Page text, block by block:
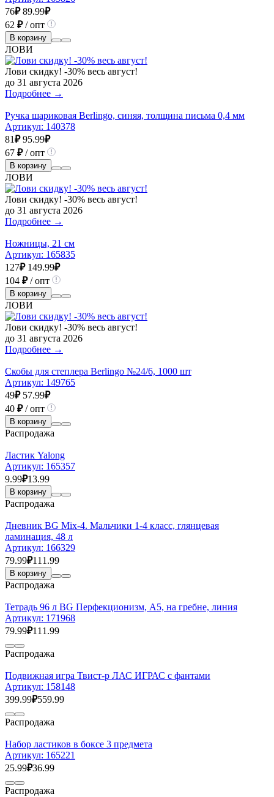
76₽ 89.99₽
62 ₽/ опт
В корзину
ЛОВИ
Лови скидку! -30% весь август!
до 31 августа 2026
Подробнее →
Ручка шариковая Berlingo, синяя, толщина письма 0,4 мм
Артикул: 140378
81₽ 95.99₽
67 ₽/ опт
В корзину
ЛОВИ
Лови скидку! -30% весь август!
до 31 августа 2026
Подробнее →
Ножницы, 21 см
Артикул: 165835
127₽ 149.99₽
104 ₽/ опт
В корзину
ЛОВИ
Лови скидку! -30% весь август!
до 31 августа 2026
Подробнее →
Скобы для степлера Berlingo №24/6, 1000 шт
Артикул: 149765
49₽ 57.99₽
40 ₽/ опт
В корзину
Распродажа
Ластик Yalong
Артикул: 165357
9.99₽13.99
В корзину
Распродажа
Дневник BG Mix-4. Мальчики 1-4 класс, глянцевая
ламинация, 48 л
Артикул: 166329
79.99₽111.99
В корзину
Распродажа
Тетрадь 96 л BG Перфекционизм, А5, на гребне, линия
Артикул: 171968
79.99₽111.99
Распродажа
Подвижная игра Твист-р ЛАС ИГРАС с фантами
Артикул: 158148
399.99₽559.99
Распродажа
Набор ластиков в боксе 3 предмета
Артикул: 165221
25.99₽36.99
Распродажа